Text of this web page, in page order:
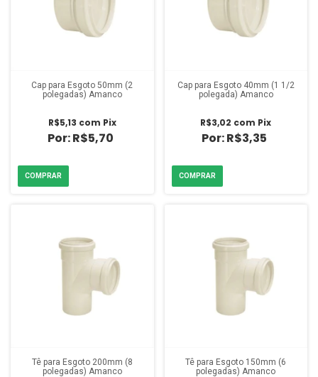
Cap para Esgoto 50mm (2
polegadas) Amanco
R$5,70
R$5,13 com Pix
Cap para Esgoto 40mm (1 1/2
polegada) Amanco
R$3,35
R$3,02 com Pix
Tê para Esgoto 200mm (8
polegadas) Amanco
Tê para Esgoto 150mm (6
polegadas) Amanco